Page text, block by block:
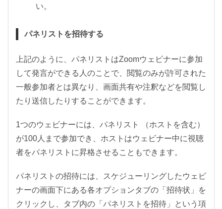
い。
パネリストを招待する
上記のように、パネリストはZoomウェビナーに参加
して発言ができる人のことで、閲覧のみが許可された
一般参加者とは異なり、画面共有や注釈などを閲覧し
たり送信したりすることができます。
1つのウェビナーには、パネリスト （ホストを含む）
が100人まで参加でき、ホストはウェビナー中に視聴
者をパネリストに昇格させることもできます。
パネリストの招待には、スケジューリングしたウェビ
ナーの画面下にある各オプションタブの「招待状」を
クリックし、タブ内の「パネリストを招待」という項